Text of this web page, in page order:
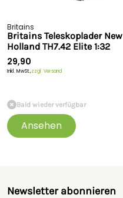
Britains
Britains Teleskoplader New
Holland TH7.42 Elite 1:32
29,90
Inkl. MwSt.,zzgl. Versand
Bald wieder verfügbar
Ansehen
Newsletter abonnieren